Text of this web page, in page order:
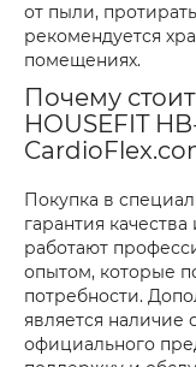
от пыли,
рекомендуется
помещениях.
Почему
HOUSEFIT
Покупка в
гарантия
работают
опытом, которые
потребности.
является наличие
официального